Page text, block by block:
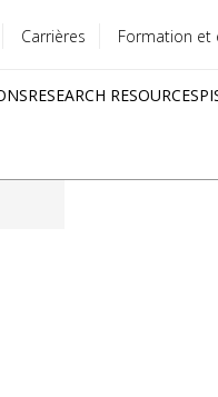
Carrières Formation et
RESEARCH RESOURCES